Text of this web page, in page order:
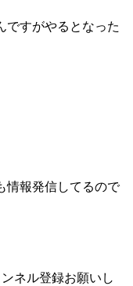
ですがやるとなった
情報発信してるので
ネル登録お願いし